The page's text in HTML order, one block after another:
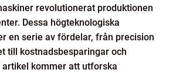
revolutionerat produktionen
Dessa högteknologiska
en serie av fördelar, från precision
till kostnadsbesparingar och
artikel kommer att utforska